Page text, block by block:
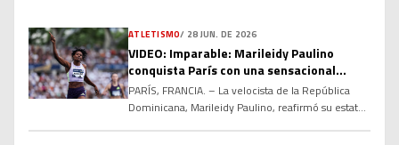
ATLETISMO/ 28 JUN. DE 2026
VIDEO: Imparable: Marileidy Paulino
conquista París con una sensacional
marca de nivel récord
PARÍS, FRANCIA. – La velocista de la República
Dominicana, Marileidy Paulino, reafirmó su estatus